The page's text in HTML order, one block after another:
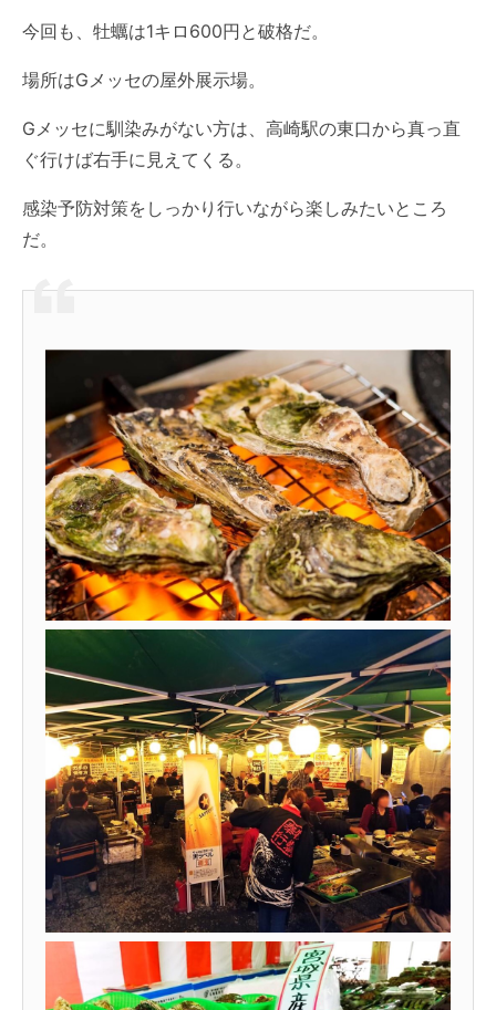
今回も、牡蠣は1キロ600円と破格だ。
場所はGメッセの屋外展示場。
Gメッセに馴染みがない方は、高崎駅の東口から真っ直
ぐ行けば右手に見えてくる。
感染予防対策をしっかり行いながら楽しみたいところ
だ。